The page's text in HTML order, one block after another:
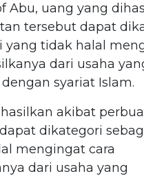
Abu, uang yang
tersebut dapat
yang tidak halal
dari usaha
syariat Islam.
akibat
dikategori
mengingat cara
dari usaha yang